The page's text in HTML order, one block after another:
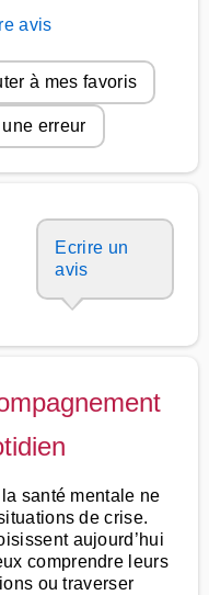
avis
à mes favoris
erreur
Ecrire un
avis
santé mentale ne
de crise.
aujourd’hui
comprendre leurs
ou traverser